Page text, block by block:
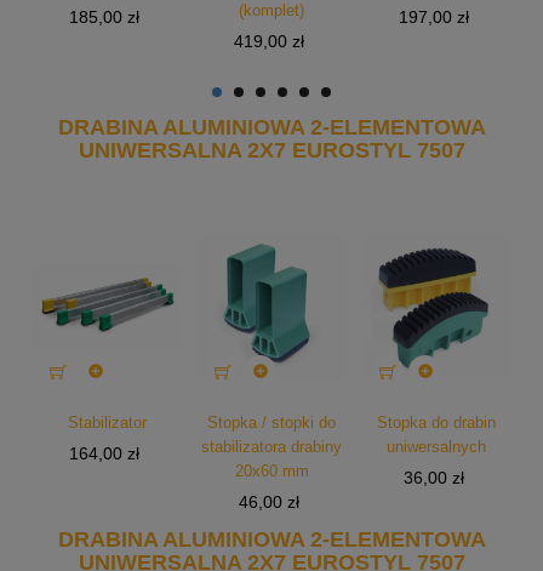
Cena
185,00 zł
(komplet)
Cena
419,00 zł
Cena
197,00 zł
DRABINA ALUMINIOWA 2-ELEMENTOWA
UNIWERSALNA 2X7 EUROSTYL 7507

Stabilizator
Cena
164,00 zł

Stopka / stopki do
stabilizatora drabiny
20x60 mm
Cena
46,00 zł

Stopka do drabin
uniwersalnych
Cena
36,00 zł
DRABINA ALUMINIOWA 2-ELEMENTOWA
UNIWERSALNA 2X7 EUROSTYL 7507